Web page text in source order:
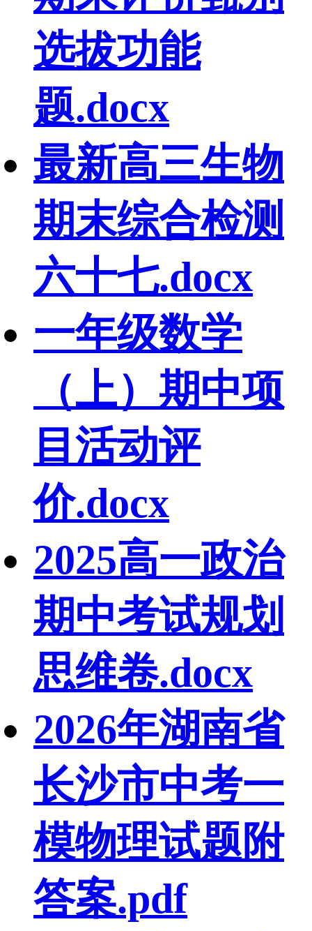
选拔功能
题.docx
最新高三生物
期末综合检测
六十七.docx
一年级数学
（上）期中项
目活动评
价.docx
2025高一政治
期中考试规划
思维卷.docx
2026年湖南省
长沙市中考一
模物理试题附
答案.pdf